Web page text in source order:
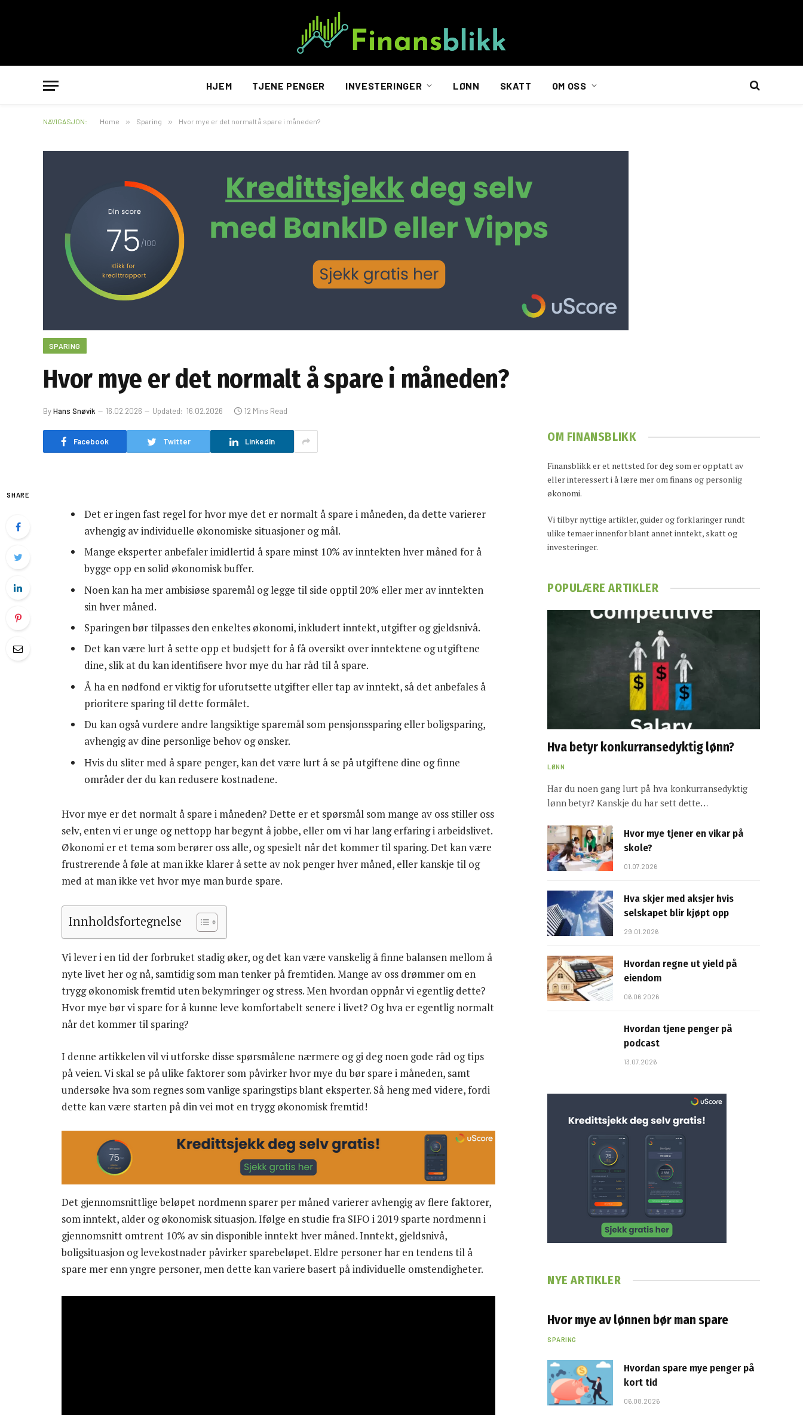
HJEM TJENE PENGER INVESTERINGER LØNN SKATT OM OSS
NAVIGASJON: Home » Sparing » Hvor mye er det normalt å spare i måneden?
SPARING
Hvor mye er det normalt å spare i måneden?
ByHans Snøvik 16.02.2026 Updated: 16.02.2026 12 Mins Read
Facebook Twitter LinkedIn
SHARE
Det er ingen fast regel for hvor mye det er normalt å spare i måneden, da dette varierer
avhengig av individuelle økonomiske situasjoner og mål.
Mange eksperter anbefaler imidlertid å spare minst 10% av inntekten hver måned for å
bygge opp en solid økonomisk buffer.
Noen kan ha mer ambisiøse sparemål og legge til side opptil 20% eller mer av inntekten
sin hver måned.
Sparingen bør tilpasses den enkeltes økonomi, inkludert inntekt, utgifter og gjeldsnivå.
Det kan være lurt å sette opp et budsjett for å få oversikt over inntektene og utgiftene
dine, slik at du kan identifisere hvor mye du har råd til å spare.
Å ha en nødfond er viktig for uforutsette utgifter eller tap av inntekt, så det anbefales å
prioritere sparing til dette formålet.
Du kan også vurdere andre langsiktige sparemål som pensjonssparing eller boligsparing,
avhengig av dine personlige behov og ønsker.
Hvis du sliter med å spare penger, kan det være lurt å se på utgiftene dine og finne
områder der du kan redusere kostnadene.
Hvor mye er det normalt å spare i måneden? Dette er et spørsmål som mange av oss stiller oss
selv, enten vi er unge og nettopp har begynt å jobbe, eller om vi har lang erfaring i arbeidslivet.
Økonomi er et tema som berører oss alle, og spesielt når det kommer til sparing. Det kan være
frustrerende å føle at man ikke klarer å sette av nok penger hver måned, eller kanskje til og
med at man ikke vet hvor mye man burde spare.
Innholdsfortegnelse
Vi lever i en tid der forbruket stadig øker, og det kan være vanskelig å finne balansen mellom å
nyte livet her og nå, samtidig som man tenker på fremtiden. Mange av oss drømmer om en
trygg økonomisk fremtid uten bekymringer og stress. Men hvordan oppnår vi egentlig dette?
Hvor mye bør vi spare for å kunne leve komfortabelt senere i livet? Og hva er egentlig normalt
når det kommer til sparing?
I denne artikkelen vil vi utforske disse spørsmålene nærmere og gi deg noen gode råd og tips
på veien. Vi skal se på ulike faktorer som påvirker hvor mye du bør spare i måneden, samt
undersøke hva som regnes som vanlige sparingstips blant eksperter. Så heng med videre, fordi
dette kan være starten på din vei mot en trygg økonomisk fremtid!
Det gjennomsnittlige beløpet nordmenn sparer per måned varierer avhengig av flere faktorer,
som inntekt, alder og økonomisk situasjon. Ifølge en studie fra SIFO i 2019 sparte nordmenn i
gjennomsnitt omtrent 10% av sin disponible inntekt hver måned. Inntekt, gjeldsnivå,
boligsituasjon og levekostnader påvirker sparebeløpet. Eldre personer har en tendens til å
spare mer enn yngre personer, men dette kan variere basert på individuelle omstendigheter.
OM FINANSBLIKK
Finansblikk er et nettsted for deg som er opptatt av
eller interessert i å lære mer om finans og personlig
økonomi.
Vi tilbyr nyttige artikler, guider og forklaringer rundt
ulike temaer innenfor blant annet inntekt, skatt og
investeringer.
POPULÆRE ARTIKLER
Hva betyr konkurransedyktig lønn?
LØNN
Har du noen gang lurt på hva konkurransedyktig
lønn betyr? Kanskje du har sett dette…
Hvor mye tjener en vikar på
skole?
01.07.2026
Hva skjer med aksjer hvis
selskapet blir kjøpt opp
29.01.2026
Hvordan regne ut yield på
eiendom
06.06.2026
Hvordan tjene penger på
podcast
13.07.2026
NYE ARTIKLER
Hvor mye av lønnen bør man spare
SPARING
Hvordan spare mye penger på
kort tid
06.08.2026